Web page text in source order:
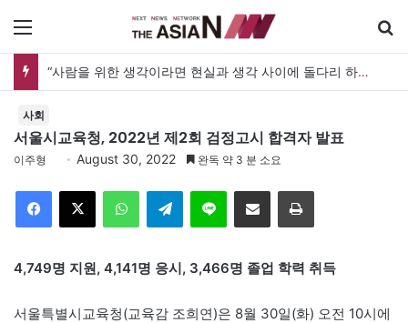
“사람을 위한 생각이라면 현실과 생각 사이에 돌다리 하나는 놓아야 하지 않을까”
사회
서울시교육청, 2022년 제2회 검정고시 합격자 발표
이주형 August 30, 2022 완독 약 3 분 소요
Telegram 이메일
4,749명 지원, 4,141명 응시, 3,466명 졸업 학력 취득
서울특별시교육청(교육감 조희연)은 8월 30일(화) 오전 10시에